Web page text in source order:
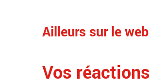
Ailleurs sur le web
Vos réactions